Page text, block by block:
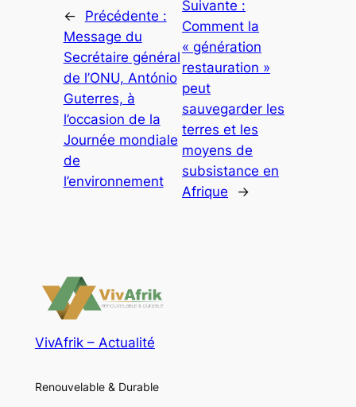
←
Précédente :
Message du
Secrétaire général
de l’ONU, António
Guterres, à
l’occasion de la
Journée mondiale
de
l’environnement
Suivante :
Comment la
« génération
restauration »
peut
sauvegarder les
terres et les
moyens de
subsistance en
Afrique
→
VivAfrik – Actualité
Renouvelable & Durable